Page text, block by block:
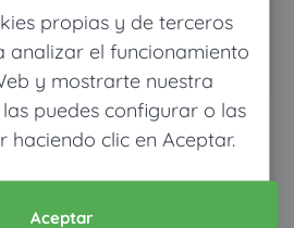
propias y de terceros
analizar el funcionamiento
y mostrarte nuestra
puedes configurar o las
haciendo clic en Aceptar.
Aceptar
médico